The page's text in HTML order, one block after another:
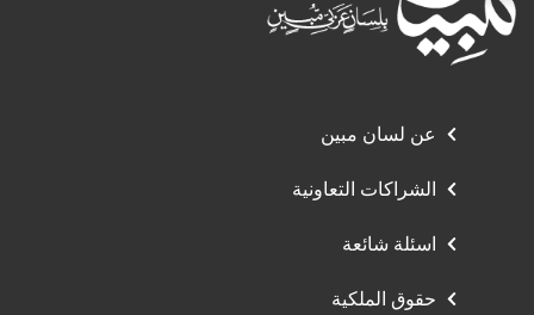
عن لسان مبين
الشراكات التعاونية
اسئلة شائعة
حقوق الملكية